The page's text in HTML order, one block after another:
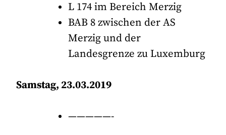
L 174 im Bereich Merzig
BAB 8 zwischen der AS
Merzig und der
Landesgrenze zu Luxemburg
Samstag, 23.03.2019
—————-